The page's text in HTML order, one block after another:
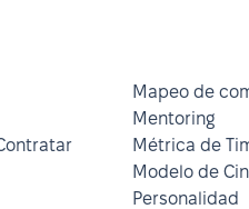
Mapeo de
Mentoring
Métrica de
Modelo de
Personalidad